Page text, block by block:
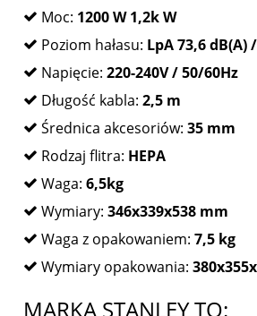
Moc: 1200 W 1,2k W
Poziom hałasu: LpA 73,6 dB(A)
Napięcie: 220-240V / 50/60Hz
Długość kabla: 2,5 m
Średnica akcesoriów: 35 mm
Rodzaj flitra: HEPA
Waga: 6,5kg
Wymiary: 346x339x538 mm
Waga z opakowaniem: 7,5 kg
Wymiary opakowania:
MARKA STANLEY TO: